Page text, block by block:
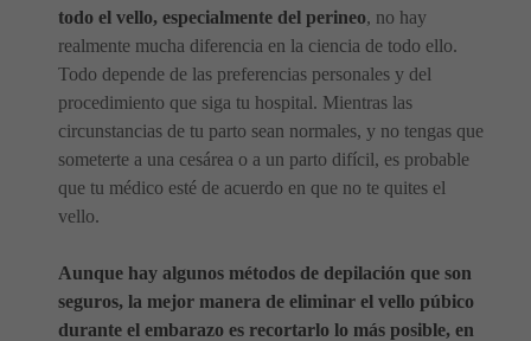
todo el vello, especialmente del perineo, no hay
realmente mucha diferencia en la ciencia de todo ello.
Todo depende de las preferencias personales y del
procedimiento que siga tu hospital. Mientras las
circunstancias de tu parto sean normales, y no tengas que
someterte a una cesárea o a un parto difícil, es probable
que tu médico esté de acuerdo en que no te quites el
vello.
Aunque hay algunos métodos de depilación que son
seguros, la mejor manera de eliminar el vello púbico
durante el embarazo es recortarlo lo más posible, en